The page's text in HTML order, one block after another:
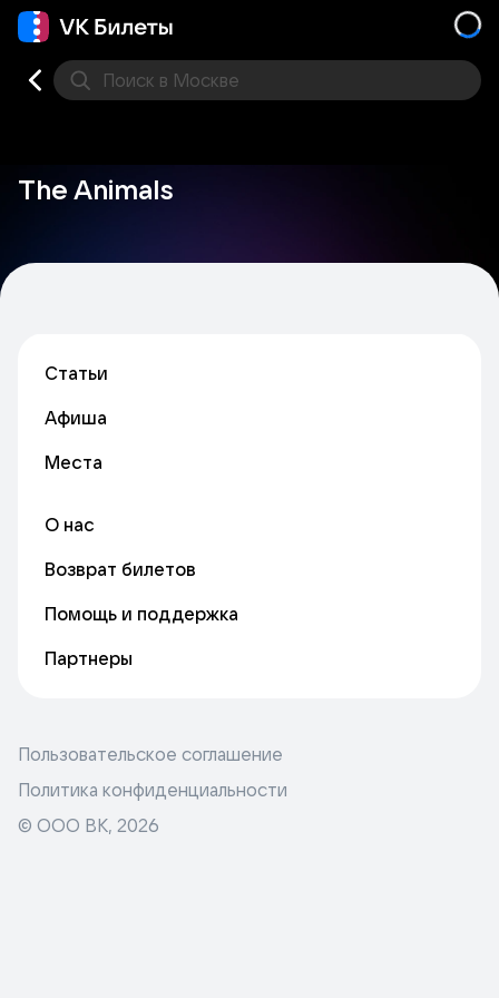
Поиск в Москве
The Animals
Статьи
Афиша
Места
О нас
Возврат билетов
Помощь и поддержка
Партнеры
Пользовательское соглашение
Политика конфиденциальности
© ООО ВК, 2026